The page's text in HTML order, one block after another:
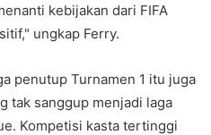
kebijakan dari FIFA
ungkap Ferry.
penutup Turnamen 1 itu juga
tak sanggup menjadi laga
Kompetisi kasta tertinggi